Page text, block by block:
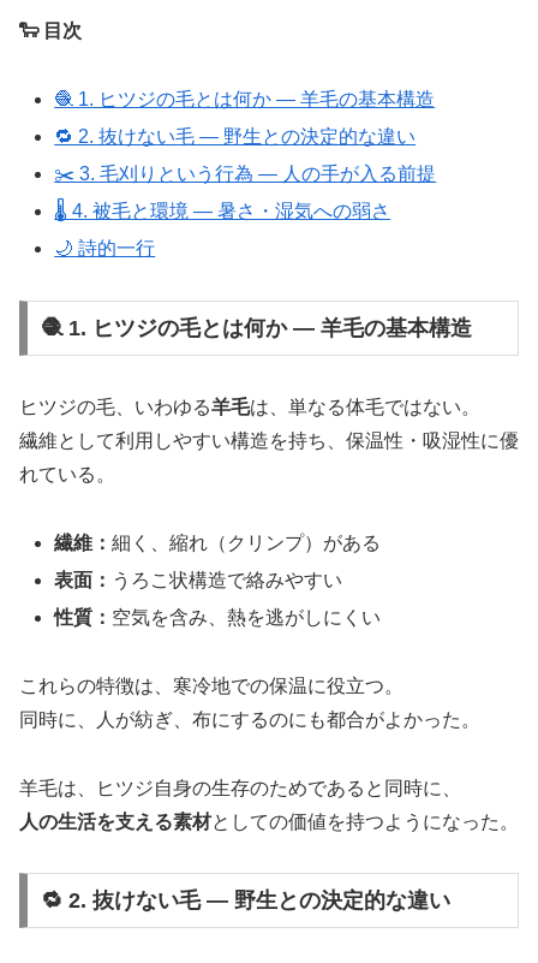
🐑 目次
🧶 1. ヒツジの毛とは何か ― 羊毛の基本構造
🔁 2. 抜けない毛 ― 野生との決定的な違い
✂️ 3. 毛刈りという行為 ― 人の手が入る前提
🌡️ 4. 被毛と環境 ― 暑さ・湿気への弱さ
🌙 詩的一行
🧶 1. ヒツジの毛とは何か ― 羊毛の基本構造
ヒツジの毛、いわゆる羊毛は、単なる体毛ではない。
繊維として利用しやすい構造を持ち、保温性・吸湿性に優
れている。
繊維：細く、縮れ（クリンプ）がある
表面： うろこ状構造で絡みやすい
性質： 空気を含み、熱を逃がしにくい
これらの特徴は、寒冷地での保温に役立つ。
同時に、人が紡ぎ、布にするのにも都合がよかった。
羊毛は、ヒツジ自身の生存のためであると同時に、
人の生活を支える素材としての価値を持つようになった。
🔁 2. 抜けない毛 ― 野生との決定的な違い